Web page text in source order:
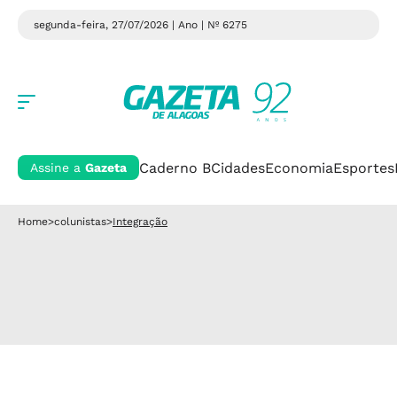
segunda-feira, 27/07/2026 | Ano | Nº 6275
Assine a Gazeta Caderno BCidadesEconomiaEsportes
Home>colunistas>Integração